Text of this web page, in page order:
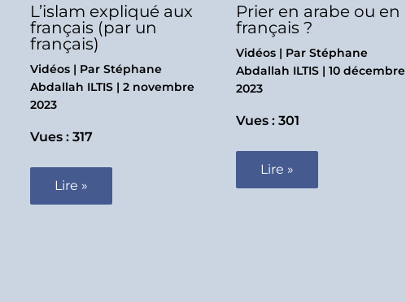
L’islam expliqué aux
français (par un
français)
Vidéos | Par Stéphane
Abdallah ILTIS | 2 novembre
2023
Vues : 317
Lire »
Prier en arabe ou en
français ?
Vidéos | Par Stéphane
Abdallah ILTIS | 10 décembre
2023
Vues : 301
Lire »